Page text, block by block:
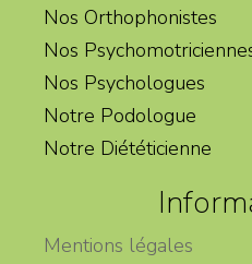
Nos Orthophonistes
Nos
Nos Psychologues
Notre Podologue
Notre Diététicienne
Mentions légales